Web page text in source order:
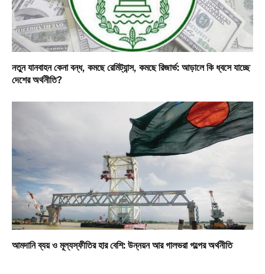
নতুন যানবাহন কেনা বন্ধ, কমছে রেমিট্যান্স, কমছে রিজার্ভ: আড়ালে কি ধ্বসে যাচ্ছে
দেশের অর্থনীতি?
আমদানি ব্যয় ও মূল্যস্ফীতির হার বেশি: উন্নয়ন আর গালভরা গল্পের অর্থনীতি